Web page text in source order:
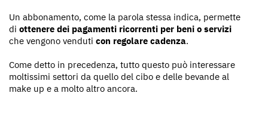
Un abbonamento, come la parola stessa indica, permette
di ottenere dei pagamenti ricorrenti per beni o servizi
che vengono venduti con regolare cadenza.
Come detto in precedenza, tutto questo può interessare
moltissimi settori da quello del cibo e delle bevande al
make up e a molto altro ancora.